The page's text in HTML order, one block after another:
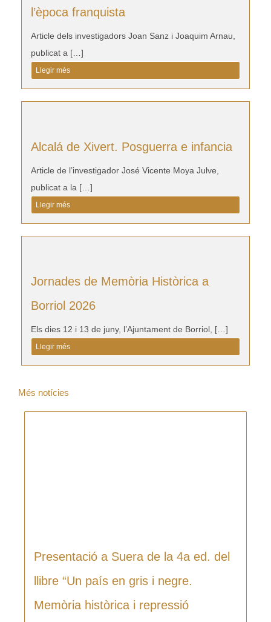
l’època franquista
Article dels investigadors Joan Sanz i Joaquim Arnau,
publicat a […]
Llegir més
Alcalá de Xivert. Posguerra e infancia
Article de l’investigador José Vicente Moya Julve,
publicat a la […]
Llegir més
Jornades de Memòria Històrica a
Borriol 2026
Els dies 12 i 13 de juny, l’Ajuntament de Borriol, […]
Llegir més
Més notícies
Presentació a Suera de la 4a ed. del
llibre “Un país en gris i negre.
Memòria històrica i repressió